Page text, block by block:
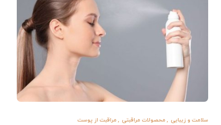
سلامت و زیبایی ,محصولات مراقبتی ,مراقبت از پوست